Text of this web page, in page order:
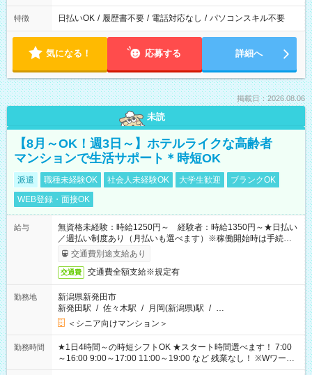
特徴 日払いOK / 履歴書不要 / 電話対応なし / パソコンスキル不要
気になる！ 応募する 詳細へ
掲載日：2026.08.06
未読
【8月～OK！週3日～】ホテルライクな高齢者
マンションで生活サポート＊時短OK
派遣 職種未経験OK 社会人未経験OK 大学生歓迎
ブランクOK
WEB登録・面接OK
給与
無資格未経験：時給1250円～ 経験者：時給1350円～★日払い
／週払い制度あり（月払いも選べます）※稼働開始時は手続き完
了次第のお支払いとなります。
交通費別途支給あり
交通費 交通費全額支給※規定有
勤務地
新潟県新発田市
新発田駅 / 佐々木駅 / 月岡(新潟県)駅 / …
＜シニア向けマンション＞
勤務時間
★1日4時間～の時短シフトOK ★スタート時間選べます！ 7:00
～16:00 9:00～17:00 11:00～19:00 など 残業なし！ ※Wワーク
の場合、他のお仕事と合わせ週40時間超の就業はご案内できま